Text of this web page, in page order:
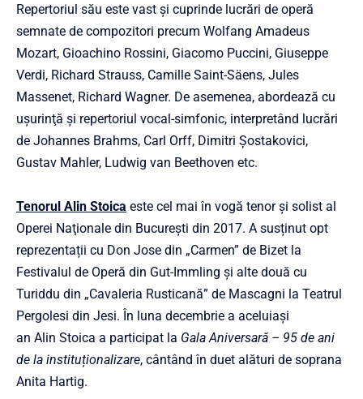
Repertoriul său este vast şi cuprinde lucrări de operă
semnate de compozitori precum Wolfang Amadeus
Mozart, Gioachino Rossini, Giacomo Puccini, Giuseppe
Verdi, Richard Strauss, Camille Saint-Säens, Jules
Massenet, Richard Wagner. De asemenea, abordează cu
uşurinţă şi repertoriul vocal-simfonic, interpretând lucrări
de Johannes Brahms, Carl Orff, Dimitri Şostakovici,
Gustav Mahler, Ludwig van Beethoven etc.
Tenorul Alin Stoica este cel mai în vogă tenor și solist al
Operei Naţionale din București din 2017. A susținut opt
reprezentații cu Don Jose din „Carmen” de Bizet la
Festivalul de Operă din Gut-Immling și alte două cu
Turiddu din „Cavaleria Rusticană” de Mascagni la Teatrul
Pergolesi din Jesi. În luna decembrie a aceluiași
an Alin Stoica a participat la Gala Aniversară – 95 de ani
de la instituționalizare, cântând în duet alături de soprana
Anita Hartig.